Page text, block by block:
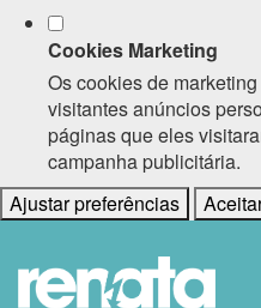
Cookies Marketing
Os cookies de
visitantes anúncios
páginas que eles
campanha publicitária.
Ajustar preferências